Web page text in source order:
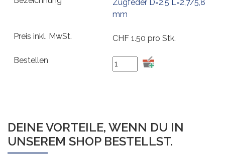
Zugfeder D=2,5 L=2,7/5,8
mm
CHF 1.50 pro Stk.
DEINE VORTEILE, WENN DU IN
UNSEREM SHOP BESTELLST.